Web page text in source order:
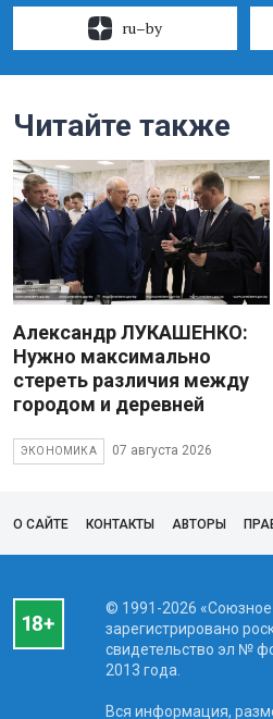
ru–by
Читайте также
Александр ЛУКАШЕНКО:
Нужно максимально
стереть различия между
городом и деревней
ЭКОНОМИКА 07 августа 2026
О САЙТЕ КОНТАКТЫ АВТОРЫ
© 1991-2026 «Союзное
зарегистрировано
свидетельство эл №
2013 года.
Вся информация,